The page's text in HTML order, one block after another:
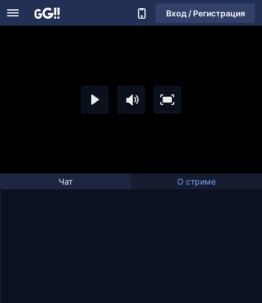
Вход / Регистрация
Чат О стриме